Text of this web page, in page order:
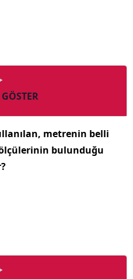
metrenin belli
bulunduğu